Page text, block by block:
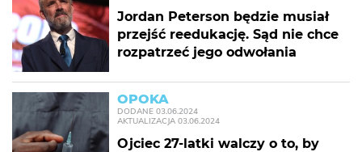
Jordan Peterson będzie musiał
przejść reedukację. Sąd nie chce
rozpatrzeć jego odwołania
OPOKA
DODANE 03.06.2024
AKTUALIZACJA 03.06.2024
Ojciec 27-latki walczy o to, by